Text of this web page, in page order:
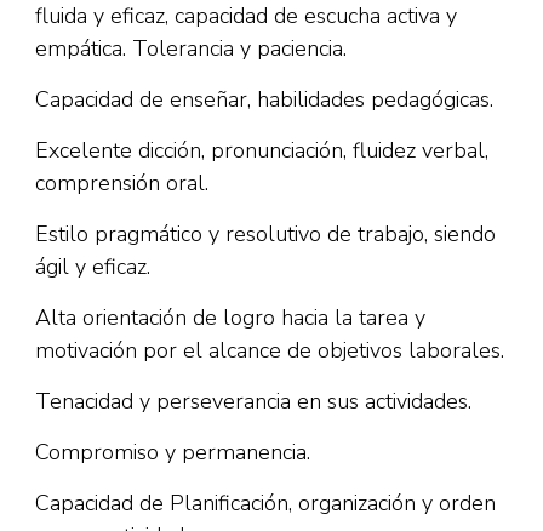
fluida y eficaz, capacidad de escucha activa y
empática. Tolerancia y paciencia.
Capacidad de enseñar, habilidades pedagógicas.
Excelente dicción, pronunciación, fluidez verbal,
comprensión oral.
Estilo pragmático y resolutivo de trabajo, siendo
ágil y eficaz.
Alta orientación de logro hacia la tarea y
motivación por el alcance de objetivos laborales.
Tenacidad y perseverancia en sus actividades.
Compromiso y permanencia.
Capacidad de Planificación, organización y orden